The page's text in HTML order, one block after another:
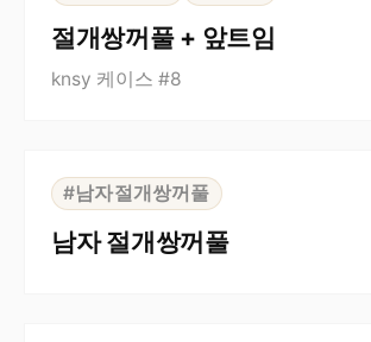
절개쌍꺼풀 + 앞트임
knsy 케이스 #8
BEFORE
#남자절개쌍꺼풀
남자 절개쌍꺼풀